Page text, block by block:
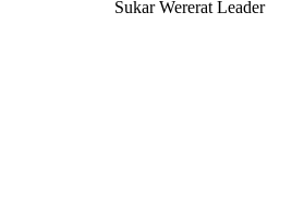
Sukar Wererat Leader